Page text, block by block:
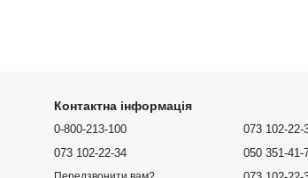
Контактна інформація
0-800-213-100
073 102-22-34
073 102-22-
050 351-41-